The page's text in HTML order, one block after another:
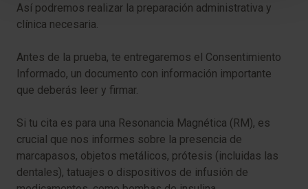
Así podremos realizar la preparación administrativa y
clínica necesaria.
Antes de la prueba, te entregaremos el Consentimiento
Informado, un documento con información importante
que deberás leer y firmar.
Si tu cita es para una Resonancia Magnética (RM), es
crucial que nos informes sobre la presencia de
marcapasos, objetos metálicos, prótesis (incluidas las
dentales), tatuajes o dispositivos de infusión de